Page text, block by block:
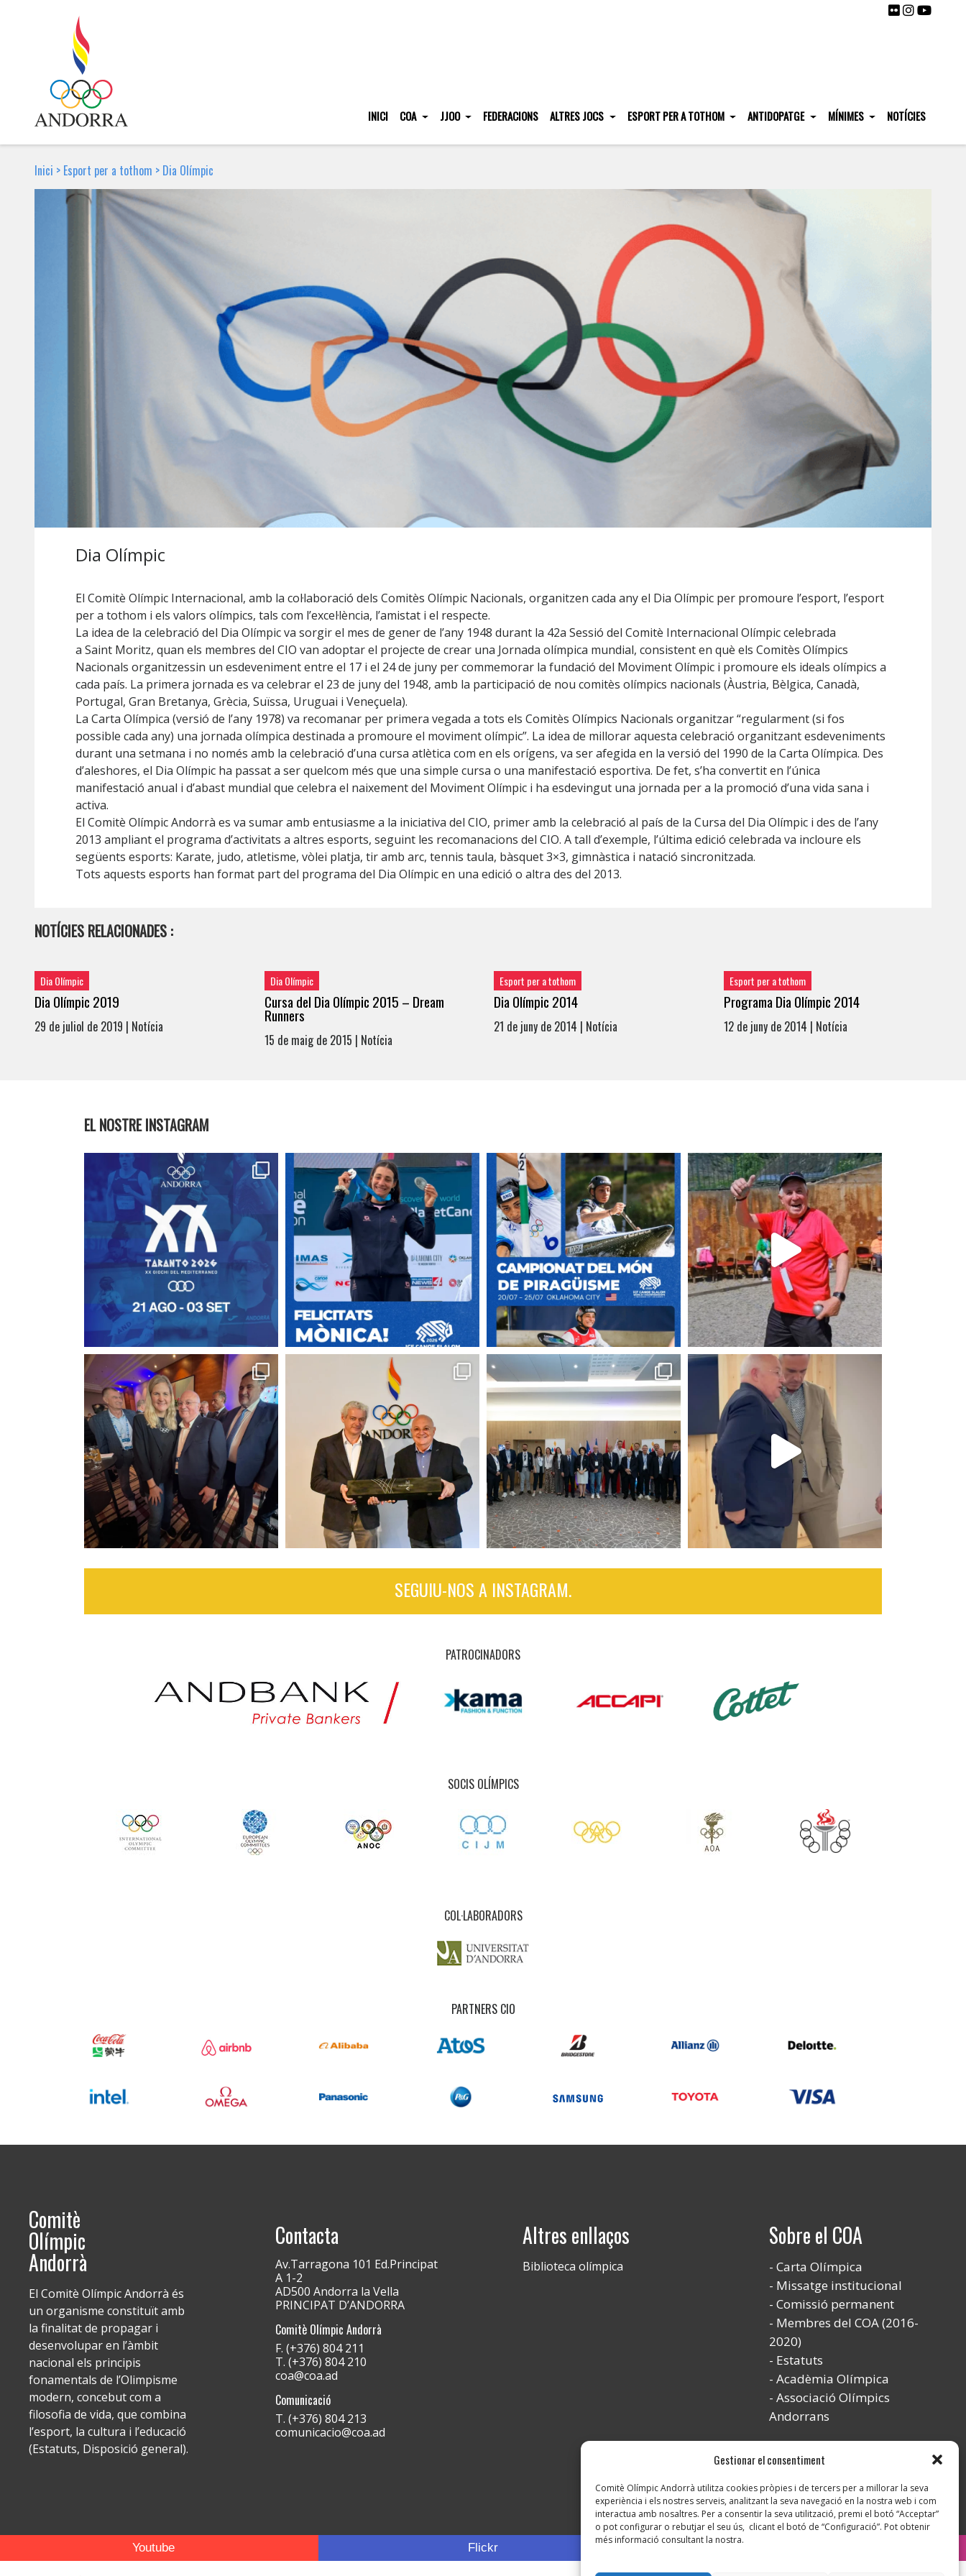
Gestionar el consentiment
Comitè Olímpic Andorrà utilitza cookies pròpies i de tercers per a millorar la seva
experiència i els nostres serveis, analitzant la seva navegació en la nostra web i com
interactua amb nosaltres. Per a consentir la seva utilització, premi el botó “Acceptar”
o pot configurar o rebutjar el seu ús, clicant el botó de “Configuració”. Pot obtenir
més informació consultant la nostra.
INICI COA JJOO FEDERACIONS ALTRES JOCS ESPORT PER A TOTHOM ANTIDOPATGE MÍNIMES NOTÍCIES
Inici > Esport per a tothom > Dia Olímpic
Dia Olímpic
El Comitè Olímpic Internacional, amb la col·laboració dels Comitès Olímpic Nacionals, organitzen cada any el Dia Olímpic per promoure l’esport, l’esport
per a tothom i els valors olímpics, tals com l’excel·lència, l’amistat i el respecte.
La idea de la celebració del Dia Olímpic va sorgir el mes de gener de l’any 1948 durant la 42a Sessió del Comitè Internacional Olímpic celebrada
a Saint Moritz, quan els membres del CIO van adoptar el projecte de crear una Jornada olímpica mundial, consistent en què els Comitès Olímpics
Nacionals organitzessin un esdeveniment entre el 17 i el 24 de juny per commemorar la fundació del Moviment Olímpic i promoure els ideals olímpics a
cada país. La primera jornada es va celebrar el 23 de juny del 1948, amb la participació de nou comitès olímpics nacionals (Àustria, Bèlgica, Canadà,
Portugal, Gran Bretanya, Grècia, Suïssa, Uruguai i Veneçuela).
La Carta Olímpica (versió de l’any 1978) va recomanar per primera vegada a tots els Comitès Olímpics Nacionals organitzar “regularment (si fos
possible cada any) una jornada olímpica destinada a promoure el moviment olímpic”. La idea de millorar aquesta celebració organitzant esdeveniments
durant una setmana i no només amb la celebració d’una cursa atlètica com en els orígens, va ser afegida en la versió del 1990 de la Carta Olímpica. Des
d’aleshores, el Dia Olímpic ha passat a ser quelcom més que una simple cursa o una manifestació esportiva. De fet, s’ha convertit en l’única
manifestació anual i d’abast mundial que celebra el naixement del Moviment Olímpic i ha esdevingut una jornada per a la promoció d’una vida sana i
activa.
El Comitè Olímpic Andorrà es va sumar amb entusiasme a la iniciativa del CIO, primer amb la celebració al país de la Cursa del Dia Olímpic i des de l’any
2013 ampliant el programa d’activitats a altres esports, seguint les recomanacions del CIO. A tall d’exemple, l’última edició celebrada va incloure els
següents esports: Karate, judo, atletisme, vòlei platja, tir amb arc, tennis taula, bàsquet3×3, gimnàstica i natació sincronitzada.
Tots aquests esports han format part del programa del Dia Olímpic en una edició o altra des del 2013.
NOTÍCIES RELACIONADES :
Dia Olímpic
Dia Olímpic 2019
29 de juliol de 2019 | Notícia
Dia Olímpic
Cursa del Dia Olímpic 2015 – Dream
Runners
15 de maig de 2015 | Notícia
Esport per a tothom
Dia Olímpic 2014
21 de juny de 2014 | Notícia
Esport per a tothom
Programa Dia Olímpic 2014
12 de juny de 2014 | Notícia
EL NOSTRE INSTAGRAM
SEGUIU-NOS A INSTAGRAM.
PATROCINADORS
SOCIS OLÍMPICS
COL·LABORADORS
PARTNERS CIO
Comitè
Olímpic
Andorrà
El Comitè Olímpic Andorrà és
un organisme constituït amb
la finalitat de propagar i
desenvolupar en l’àmbit
nacional els principis
fonamentals de l’Olimpisme
modern, concebut com a
filosofia de vida, que combina
l’esport, la cultura i l’educació
(Estatuts, Disposició general).
Contacta
Av.Tarragona 101 Ed.Principat
A 1-2
AD500 Andorra la Vella
PRINCIPAT D’ANDORRA
Comitè Olímpic Andorrà
F. (+376) 804 211
T. (+376) 804 210
coa@coa.ad
Comunicació
T. (+376) 804 213
comunicacio@coa.ad
Altres enllaços
Biblioteca olímpica
Sobre el COA
Carta Olímpica
Missatge institucional
Comissió permanent
Membres del COA (2016-
2020)
Estatuts
Acadèmia Olímpica
Associació Olímpics
Andorrans
Youtube Flickr